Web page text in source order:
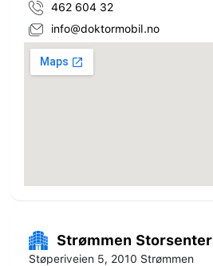
462 604 32
info@doktormobil.no
Strømmen Storsenter
Støperiveien 5, 2010 Strømmen